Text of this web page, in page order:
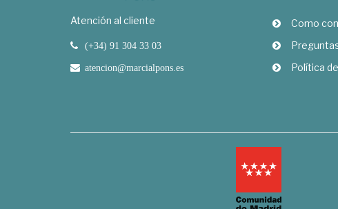
Atención al cliente
(+34) 91 304 33 03
atencion@marcialpons.es
Como
Política